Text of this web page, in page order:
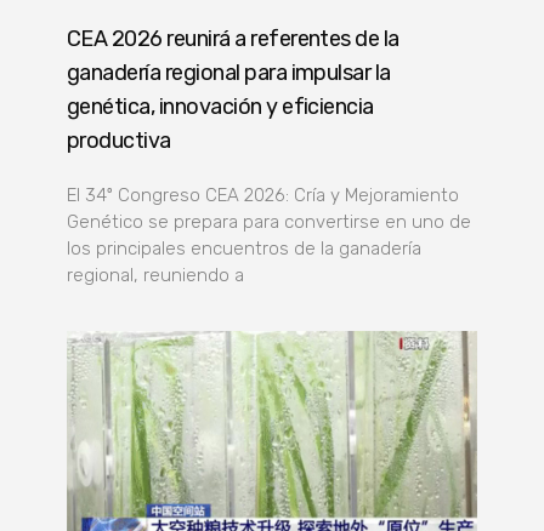
CEA 2026 reunirá a referentes de la
ganadería regional para impulsar la
genética, innovación y eficiencia
productiva
El 34º Congreso CEA 2026: Cría y Mejoramiento
Genético se prepara para convertirse en uno de
los principales encuentros de la ganadería
regional, reuniendo a